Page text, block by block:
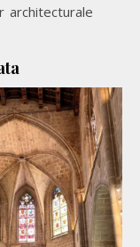
architecturale